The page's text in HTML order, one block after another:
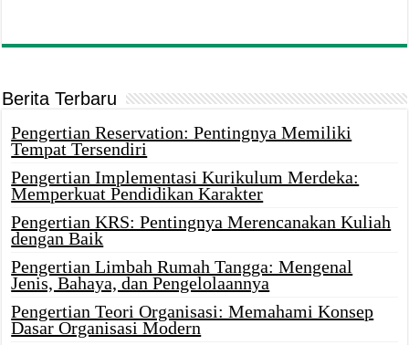
Berita Terbaru
Pengertian Reservation: Pentingnya Memiliki
Tempat Tersendiri
Pengertian Implementasi Kurikulum Merdeka:
Memperkuat Pendidikan Karakter
Pengertian KRS: Pentingnya Merencanakan Kuliah
dengan Baik
Pengertian Limbah Rumah Tangga: Mengenal
Jenis, Bahaya, dan Pengelolaannya
Pengertian Teori Organisasi: Memahami Konsep
Dasar Organisasi Modern